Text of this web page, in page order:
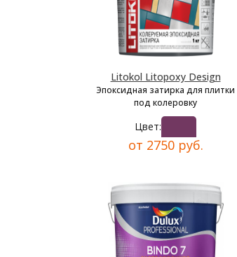
Litokol Litopoxy Design
Эпоксидная затирка для плитки
под колеровку
Цвет:
от 2750 руб.